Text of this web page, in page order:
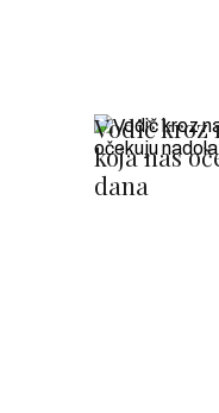
Vodič kroz
koja nas
dana